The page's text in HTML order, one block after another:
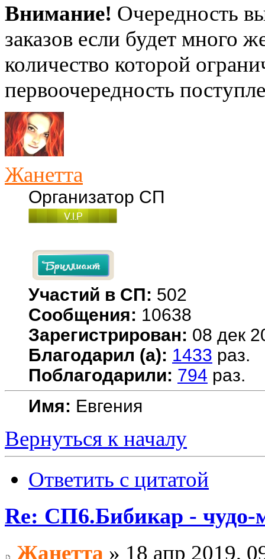
Внимание! Очередность
заказов если будет много
количество которой
первоочередность
Жанетта
Организатор СП
Участий в СП: 502
Сообщения: 10638
Зарегистрирован: 08 дек
Благодарил (а): 1433 раз.
Поблагодарили: 794 раз.
Имя: Евгения
Вернуться к началу
Ответить с цитатой
Re: СП6.Бибикар - чудо-
Жанетта » 18 апр 2019,